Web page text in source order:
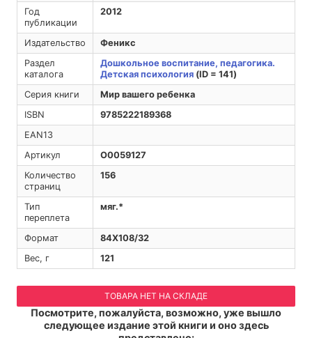
Год
публикации
2012
Издательство
Феникс
Раздел
каталога
Дошкольное воспитание, педагогика.
Детская психология(ID = 141)
Серия книги
Мир вашего ребенка
ISBN
9785222189368
EAN13
Артикул
O0059127
Количество
страниц
156
Тип
переплета
мяг.*
Формат
84Х108/32
Вес, г
121
ТОВАРА НЕТ НА СКЛАДЕ
Посмотрите, пожалуйста, возможно, уже вышло
следующее издание этой книги и оно здесь